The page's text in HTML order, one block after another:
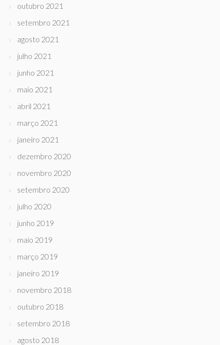
outubro 2021
setembro 2021
agosto 2021
julho 2021
junho 2021
maio 2021
abril 2021
março 2021
janeiro 2021
dezembro 2020
novembro 2020
setembro 2020
julho 2020
junho 2019
maio 2019
março 2019
janeiro 2019
novembro 2018
outubro 2018
setembro 2018
agosto 2018